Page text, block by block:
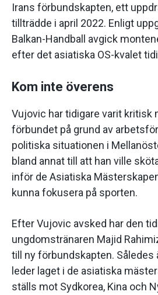
Irans förbundskapten, ett
tillträdde i april 2022. Enligt
Balkan-Handball avgick
efter det asiatiska OS-kvalet
Kom inte överens
Vujovic har tidigare varit kritisk
förbundet på grund av
politiska situationen i
bland annat till att han ville
inför de Asiatiska
kunna fokusera på sporten.
Efter Vujovic avsked har den
ungdomstränaren Majid
till ny förbundskapten. Således
leder laget i de asiatiska
ställs mot Sydkorea, Kina och